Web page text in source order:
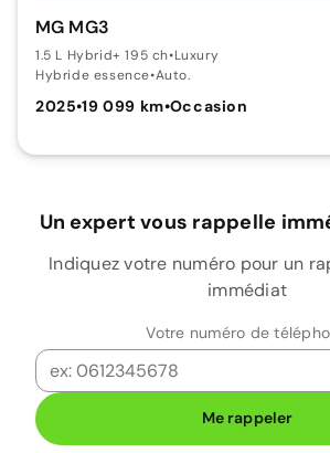
MG MG3
1.5 L Hybrid+ 195 ch•Luxury
Hybride essence•Auto.
2025•19 099 km•Occasion
Un expert vous rappelle
Indiquez votre numéro pour un
immédiat
Votre numéro de
Me rappeler